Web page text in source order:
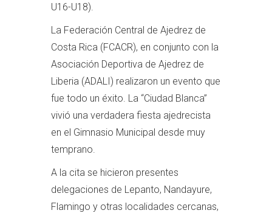
U16-U18).
La Federación Central de Ajedrez de
Costa Rica (FCACR), en conjunto con la
Asociación Deportiva de Ajedrez de
Liberia (ADALI) realizaron un evento que
fue todo un éxito. La “Ciudad Blanca”
vivió una verdadera fiesta ajedrecista
en el Gimnasio Municipal desde muy
temprano.
A la cita se hicieron presentes
delegaciones de Lepanto, Nandayure,
Flamingo y otras localidades cercanas,